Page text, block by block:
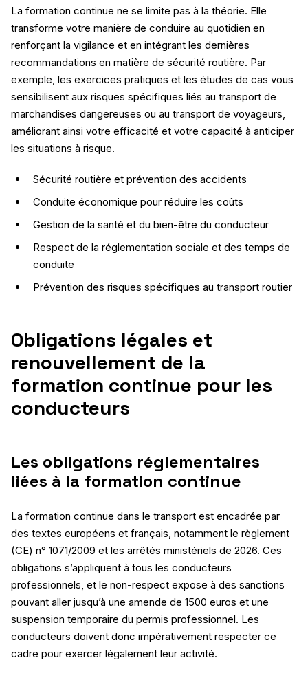
La formation continue ne se limite pas à la théorie. Elle
transforme votre manière de conduire au quotidien en
renforçant la vigilance et en intégrant les dernières
recommandations en matière de sécurité routière. Par
exemple, les exercices pratiques et les études de cas vous
sensibilisent aux risques spécifiques liés au transport de
marchandises dangereuses ou au transport de voyageurs,
améliorant ainsi votre efficacité et votre capacité à anticiper
les situations à risque.
Sécurité routière et prévention des accidents
Conduite économique pour réduire les coûts
Gestion de la santé et du bien-être du conducteur
Respect de la réglementation sociale et des temps de
conduite
Prévention des risques spécifiques au transport routier
Obligations légales et
renouvellement de la
formation continue pour les
conducteurs
Les obligations réglementaires
liées à la formation continue
La formation continue dans le transport est encadrée par
des textes européens et français, notamment le règlement
(CE) n° 1071/2009 et les arrêtés ministériels de 2026. Ces
obligations s’appliquent à tous les conducteurs
professionnels, et le non-respect expose à des sanctions
pouvant aller jusqu’à une amende de 1500 euros et une
suspension temporaire du permis professionnel. Les
conducteurs doivent donc impérativement respecter ce
cadre pour exercer légalement leur activité.